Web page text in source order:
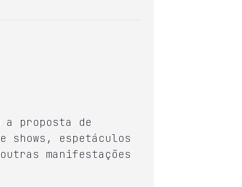
proposta de
espetáculos
manifestações